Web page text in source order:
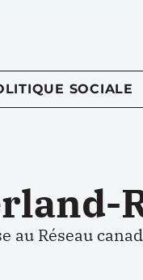
SOCIALE
au Réseau